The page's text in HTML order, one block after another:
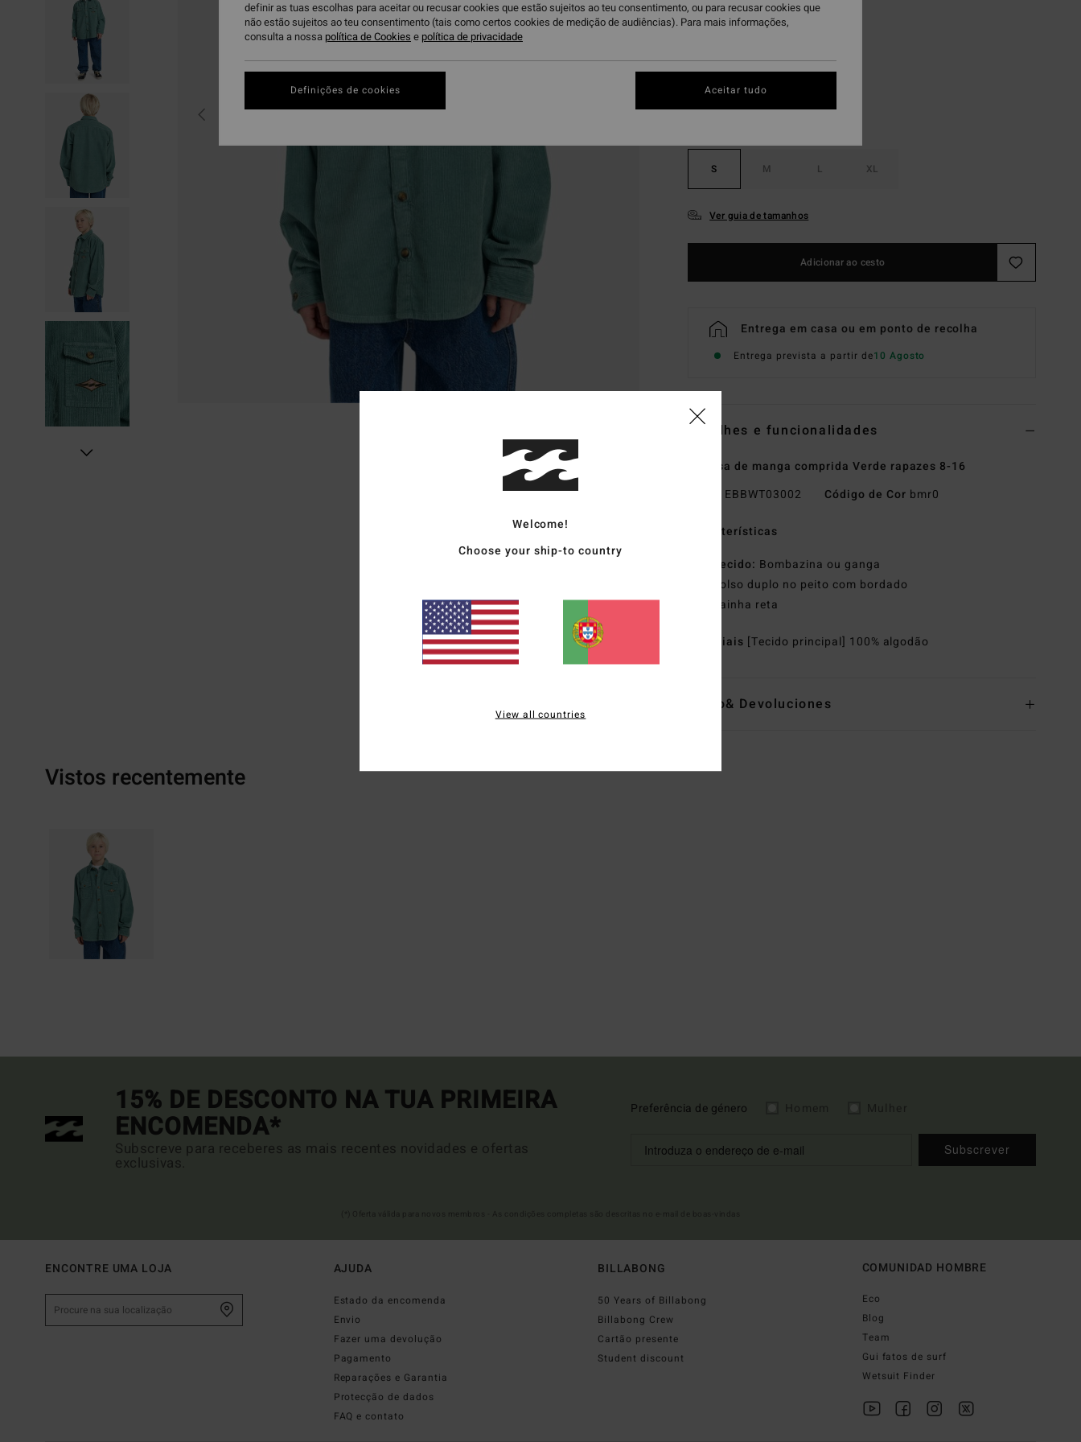
S M L XL
Ver guia de tamanhos
Adicionar ao cesto
Entrega em casa ou em ponto de recolha
Entrega prevista a partir de10 Agosto
Detalhes e funcionalidades
Camisa de manga comprida Verde rapazes 8-16
EBBWT03002 Código de Cor bmr0
Características
Tecido: Bombazina ou ganga
Bolso duplo no peito com bordado
Bainha reta
Materiais [Tecido principal] 100% algodão
Envio& Devoluciones
Vistos recentemente
15% DE DESCONTO NA TUA PRIMEIRA
ENCOMENDA*
Subscreve para receberes as mais recentes novidades e ofertas
exclusivas.
Preferência de género
Subscrever
ENCONTRE UMA LOJA AJUDA
Estado da encomenda
Envio
Fazer uma devolução
Pagamento
Reparações e Garantia
Protecção de dados
FAQ e contato
BILLABONG
50 Years of Billabong
Billabong Crew
Cartão presente
Student discount
COMUNIDAD HOMBRE
Eco
Blog
Team
Gui fatos de surf
Wetsuit Finder
Welcome!
Choose your ship-to country
View all countries
definir as tuas escolhas para aceitar ou recusar cookies que estão sujeitos ao teu consentimento, ou para recusar cookies que
não estão sujeitos ao teu consentimento (tais como certos cookies de medição de audiências). Para mais informações,
consulta a nossa política de Cookies e política de privacidade
Definições de cookies Aceitar tudo